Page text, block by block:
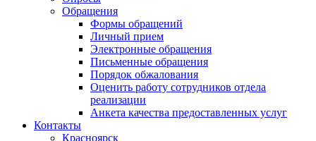
Обращения
Формы обращений
Личный прием
Электронные обращения
Письменные обращения
Порядок обжалования
Оценить работу сотрудников отдела
реализации
Анкета качества предоставленных услуг
Контакты
Красноярск